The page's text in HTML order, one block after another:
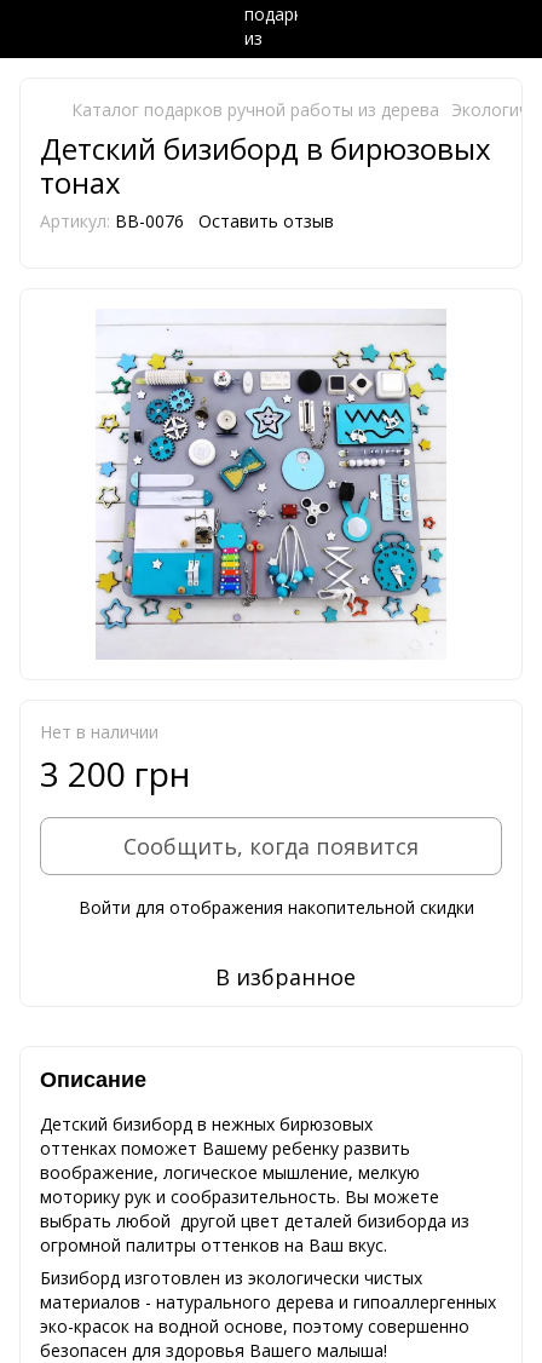
Каталог подарков ручной работы из дерева
Детский бизиборд в бирюзовых
тонах
Артикул: BB-0076 Оставить отзыв
Нет в наличии
3 200 грн
Сообщить, когда появится
Войти для отображения накопительной скидки
В избранное
Описание
Детский бизиборд в нежных бирюзовых
оттенках поможет Вашему ребенку развить
воображение, логическое мышление, мелкую
моторику рук и сообразительность. Вы можете
выбрать любой другой цвет деталей бизиборда из
огромной палитры оттенков на Ваш вкус.
Бизиборд изготовлен из экологически чистых
материалов - натурального дерева и гипоаллергенных
эко-красок на водной основе, поэтому совершенно
безопасен для здоровья Вашего малыша!